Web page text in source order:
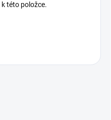
této položce.